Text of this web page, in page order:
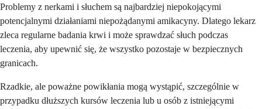
Problemy z nerkami i słuchem są najbardziej niepokojącymi
potencjalnymi działaniami niepożądanymi amikacyny. Dlatego lekarz
zleca regularne badania krwi i może sprawdzać słuch podczas
leczenia, aby upewnić się, że wszystko pozostaje w bezpiecznych
granicach.
Rzadkie, ale poważne powikłania mogą wystąpić, szczególnie w
przypadku dłuższych kursów leczenia lub u osób z istniejącymi